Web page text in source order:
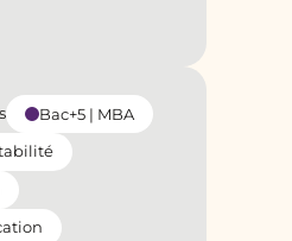
Bac+5 | MBA